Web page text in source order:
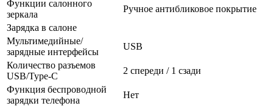
Функции салонного
зеркала
Ручное антибликовое покрытие
Зарядка в салоне
Мультимедийные/
зарядные интерфейсы
USB
Количество разъемов
USB/Type-C
2 спереди / 1 сзади
Функция беспроводной
зарядки телефона
Нет